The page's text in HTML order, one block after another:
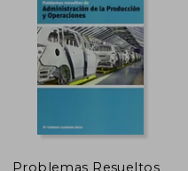
30,78 € 5%
Problemas Resueltos